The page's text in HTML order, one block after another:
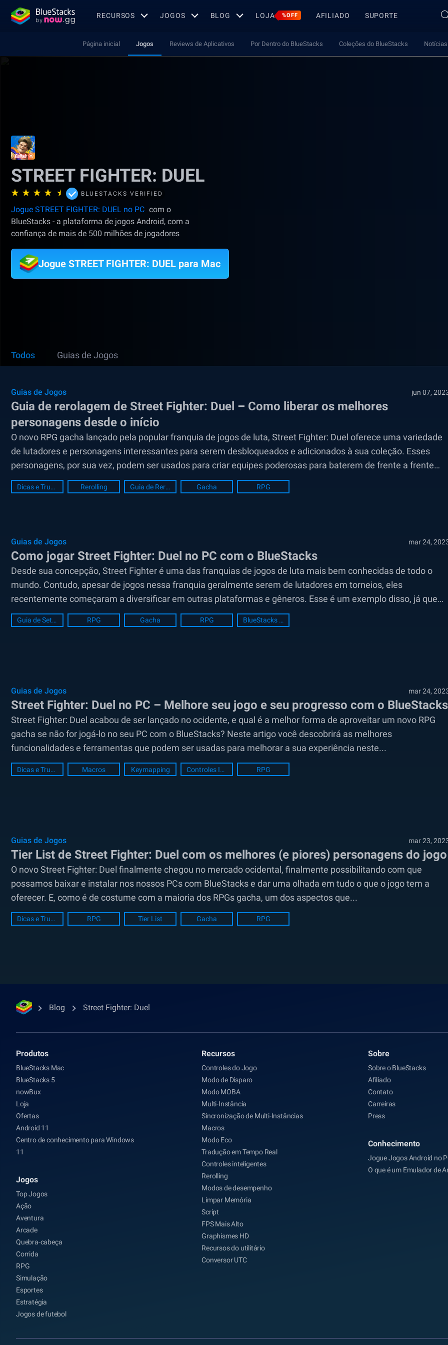
RECURSOS JOGOS BLOG LOJA %OFF AFILIADO SUPORTE
Página inicial Jogos Reviews de Aplicativos Por Dentro do BlueStacks Coleções do BlueStacks Notícias
STREET FIGHTER: DUEL
BLUESTACKS VERIFIED
Jogue STREET FIGHTER: DUEL no PC com o
BlueStacks - a plataforma de jogos Android, com a
confiança de mais de 500 milhões de jogadores
Jogue STREET FIGHTER: DUEL para Mac
Todos Guias de Jogos
Guias de Jogos jun 07,
Guia de rerolagem de Street Fighter: Duel – Como liberar os melhores
personagens desde o início
O novo RPG gacha lançado pela popular franquia de jogos de luta, Street Fighter: Duel oferece uma variedade
de lutadores e personagens interessantes para serem desbloqueados e adicionados à sua coleção. Esses
personagens, por sua vez, podem ser usados para criar equipes poderosas para baterem de frente a frente
com...
Dicas e Truques Rerolling Guia de Rerolling Gacha RPG
Guias de Jogos mar 24,
Como jogar Street Fighter: Duel no PC com o BlueStacks
Desde sua concepção, Street Fighter é uma das franquias de jogos de luta mais bem conhecidas de todo o
mundo. Contudo, apesar de jogos nessa franquia geralmente serem de lutadores em torneios, eles
recentemente começaram a diversificar em outras plataformas e gêneros. Esse é um exemplo disso, já que
o...
Guia de Setup de PC RPG Gacha RPG BlueStacks Setup
Guias de Jogos mar 24,
Street Fighter: Duel no PC – Melhore seu jogo e seu progresso com o BlueStacks
Street Fighter: Duel acabou de ser lançado no ocidente, e qual é a melhor forma de aproveitar um novo RPG
gacha se não for jogá-lo no seu PC com o BlueStacks? Neste artigo você descobrirá as melhores
funcionalidades e ferramentas que podem ser usadas para melhorar a sua experiência neste...
Dicas e Truques Macros Keymapping Controles Inteligentes RPG
Guias de Jogos mar 23,
Tier List de Street Fighter: Duel com os melhores (e piores) personagens do jogo
O novo Street Fighter: Duel finalmente chegou no mercado ocidental, finalmente possibilitando com que
possamos baixar e instalar nos nossos PCs com BlueStacks e dar uma olhada em tudo o que o jogo tem a
oferecer. E, como é de costume com a maioria dos RPGs gacha, um dos aspectos que...
Dicas e Truques RPG Tier List Gacha RPG
Blog Street Fighter: Duel
Produtos
BlueStacks Mac
BlueStacks 5
nowBux
Loja
Ofertas
Android 11
Centro de conhecimento para Windows
11
Jogos
Top Jogos
Ação
Aventura
Arcade
Quebra-cabeça
Corrida
RPG
Simulação
Esportes
Estratégia
Jogos de futebol
Recursos
Controles do Jogo
Modo de Disparo
Modo MOBA
Multi-Instância
Sincronização de Multi-Instâncias
Macros
Modo Eco
Tradução em Tempo Real
Controles inteligentes
Rerolling
Modos de desempenho
Limpar Memória
Script
FPS Mais Alto
Graphismes HD
Recursos do utilitário
Conversor UTC
Sobre
Sobre o BlueStacks
Afiliado
Contato
Carreiras
Press
Conhecimento
Jogue Jogos Android no
O que é um Emulador de